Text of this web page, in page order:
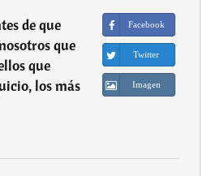
de que
que
que
los más
Facebook
Twitter
Imagen